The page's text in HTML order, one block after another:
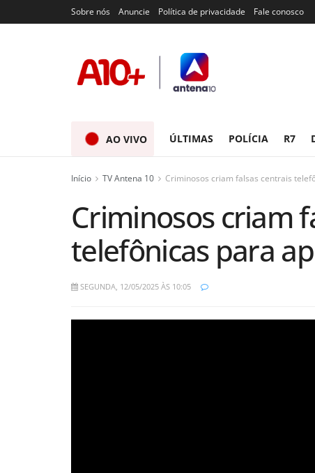
Sobre nós Anuncie Política de privacidade Fale conosco
AO VIVO ÚLTIMAS POLÍCIA R7
Início TV Antena 10 Criminosos criam falsas centrais
Criminosos criam
telefônicas para
SEGUNDA, 12/05/2025 ÀS 10:05